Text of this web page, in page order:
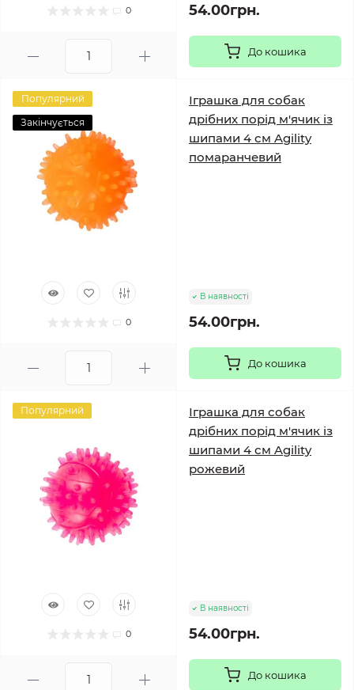
0 54.00грн.
До кошика
Популярний
Закінчується
0
Іграшка для собак
дрібних порід м'ячик із
шипами 4 см Agility
помаранчевий
В наявності
54.00грн.
До кошика
Популярний
0
Іграшка для собак
дрібних порід м'ячик із
шипами 4 см Agility
рожевий
В наявності
54.00грн.
До кошика